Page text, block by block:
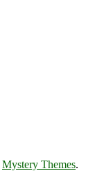
Mystery Themes.